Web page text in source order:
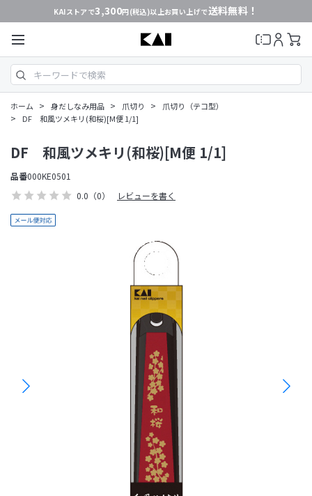
KAIストアで3,300円(税込)以上お買い上げで送料無料！
ホーム > 身だしなみ用品 > 爪切り > 爪切り（テコ型）
> DF 和風ツメキリ(和桜)[M便 1/1]
0.0 （0） レビューを書く
DF 和風ツメキリ(和桜)[M便 1/1]
品番000KE0501